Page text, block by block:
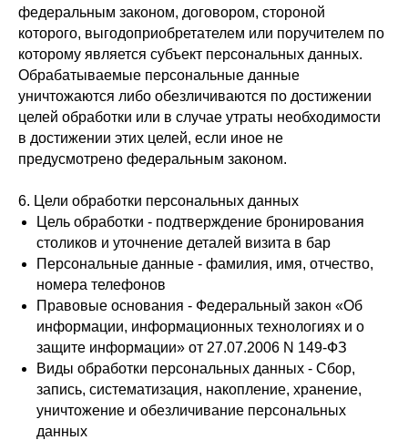
федеральным законом, договором, стороной
которого, выгодоприобретателем или поручителем по
которому является субъект персональных данных.
Обрабатываемые персональные данные
уничтожаются либо обезличиваются по достижении
целей обработки или в случае утраты необходимости
в достижении этих целей, если иное не
предусмотрено федеральным законом.
6. Цели обработки персональных данных
Цель обработки - подтверждение бронирования
столиков и уточнение деталей визита в бар
Персональные данные - фамилия, имя, отчество,
номера телефонов
Правовые основания - Федеральный закон «Об
информации, информационных технологиях и о
защите информации» от 27.07.2006 N 149-ФЗ
Виды обработки персональных данных - Сбор,
запись, систематизация, накопление, хранение,
уничтожение и обезличивание персональных
данных